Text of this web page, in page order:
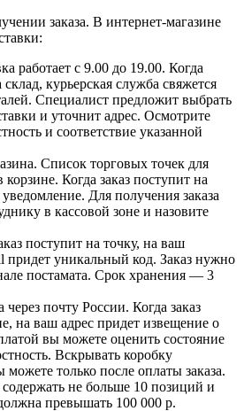
заказа. В интернет-магазине
работает с 9.00 до 19.00. Когда
курьерская служба свяжется
Специалист предложит выбрать
и уточнит адрес. Осмотрите
и соответствие указанной
Список торговых точек для
Когда заказ поступит на
Для получения заказа
в кассовой зоне и назовите
поступит на точку, на ваш
придет уникальный код. Заказ нужно
постамата. Срок хранения — 3
через почту России. Когда заказ
на ваш адрес придет извещение о
вы можете оценить состояние
Вскрывать коробку
можете только после оплаты заказа.
не больше 10 позиций и
превышать 100 000 р.